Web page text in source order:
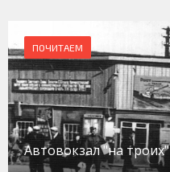
ПОЧИТАЕМ
Автовокзал "на троих"